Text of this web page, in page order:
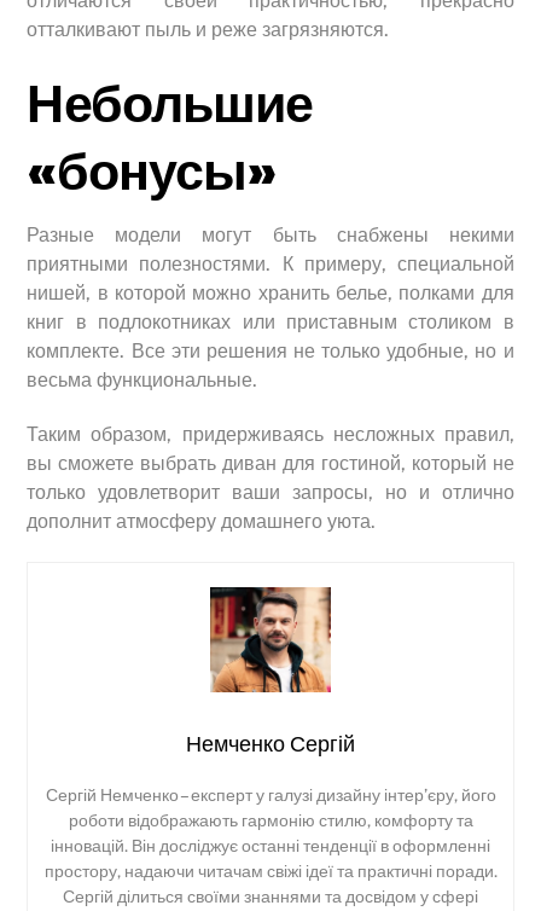
отталкивают пыль и реже загрязняются.
Небольшие
«бонусы»
Разные модели могут быть снабжены некими
приятными полезностями. К примеру, специальной
нишей, в которой можно хранить белье, полками для
книг в подлокотниках или приставным столиком в
комплекте. Все эти решения не только удобные, но и
весьма функциональные.
Таким образом, придерживаясь несложных правил,
вы сможете выбрать диван для гостиной, который не
только удовлетворит ваши запросы, но и отлично
дополнит атмосферу домашнего уюта.
Немченко Сергій
Сергій Немченко – експерт у галузі дизайну інтер’єру, його
роботи відображають гармонію стилю, комфорту та
інновацій. Він досліджує останні тенденції в оформленні
простору, надаючи читачам свіжі ідеї та практичні поради.
Сергій ділиться своїми знаннями та досвідом у сфері